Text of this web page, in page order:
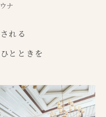
ナ
れる
とときを